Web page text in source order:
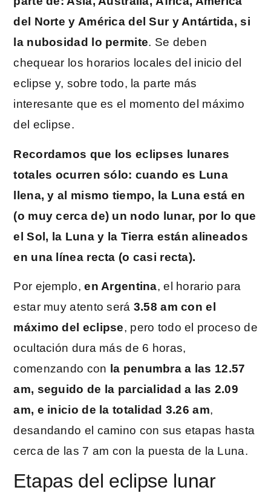
del Norte y América del Sur y Antártida, si
la nubosidad lo permite. Se deben
chequear los horarios locales del inicio del
eclipse y, sobre todo, la parte más
interesante que es el momento del máximo
del eclipse.
Recordamos que los eclipses lunares
totales ocurren sólo: cuando es Luna
llena, y al mismo tiempo, la Luna está en
(o muy cerca de) un nodo lunar, por lo que
el Sol, la Luna y la Tierra están alineados
en una línea recta (o casi recta).
Por ejemplo,en Argentina, el horario para
estar muy atento será 3.58 am con el
máximo del eclipse, pero todo el proceso de
ocultación dura más de 6 horas,
comenzando con la penumbra a las 12.57
am, seguido de la parcialidad a las 2.09
am, e inicio de la totalidad 3.26 am,
desandando el camino con sus etapas hasta
cerca de las 7 am con la puesta de la Luna.
Etapas del eclipse lunar